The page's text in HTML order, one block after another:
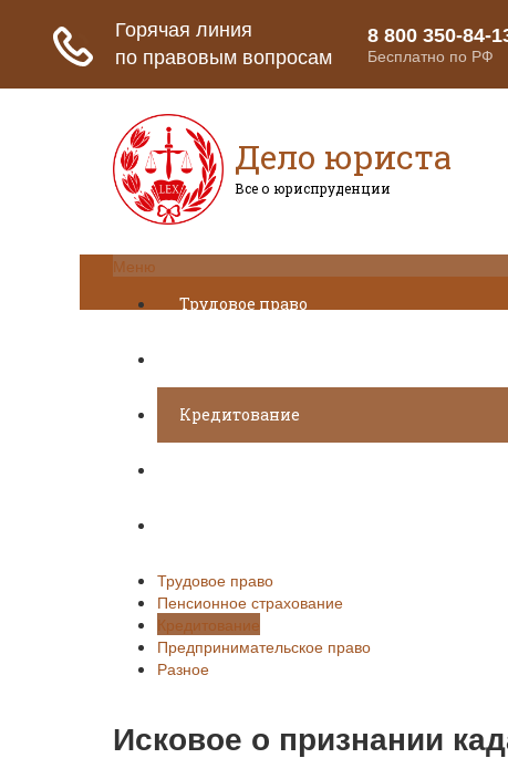
Дело юриста
Все о юриспруденции
Меню
Трудовое право
Кредитование
Трудовое право
Пенсионное страхование
Кредитование
Предпринимательское право
Разное
Исковое о признании